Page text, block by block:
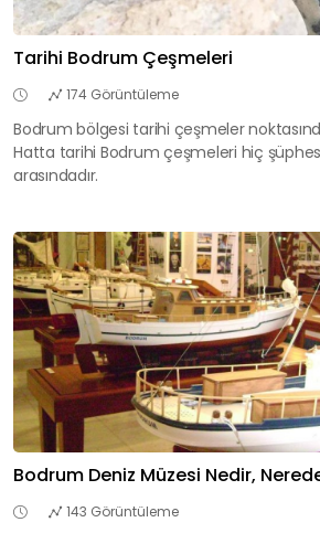
Tarihi Bodrum Çeşmeleri
174 Görüntüleme
Bodrum bölgesi tarihi çeşmeler
Hatta tarihi Bodrum çeşmeleri hiç
arasındadır.
Bodrum Deniz Müzesi Nedir,
143 Görüntüleme